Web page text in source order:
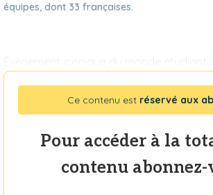
équipes, dont 33 françaises.
Évènement iconique du monde étudiant,
Ce contenu est réservé aux
Pour accéder à la
contenu abonnez-